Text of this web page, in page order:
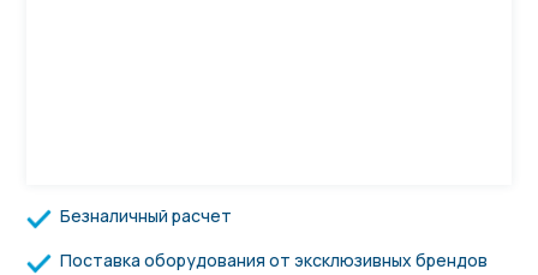
Безналичный расчет
Поставка оборудования от эксклюзивных брендов